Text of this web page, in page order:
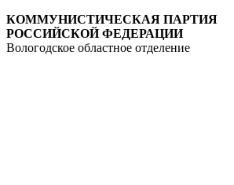
КОММУНИСТИЧЕСКАЯ ПАРТИЯ
РОССИЙСКОЙ ФЕДЕРАЦИИ
Вологодское областное отделение